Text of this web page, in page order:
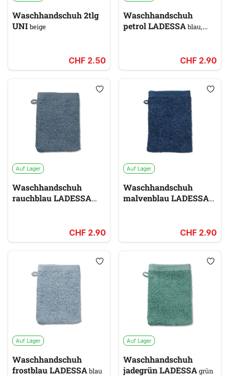
Waschhandschuh 2tlg
UNIbeige
CHF 2.50
Waschhandschuh
petrol LADESSAblau,
CHF 2.90
Auf Lager
Waschhandschuh
rauchblau LADESSA
CHF 2.90
Auf Lager
Waschhandschuh
malvenblau LADESSA
CHF 2.90
Auf Lager
Waschhandschuh
frostblau LADESSAblau
Auf Lager
Waschhandschuh
jadegrün LADESSAgrün